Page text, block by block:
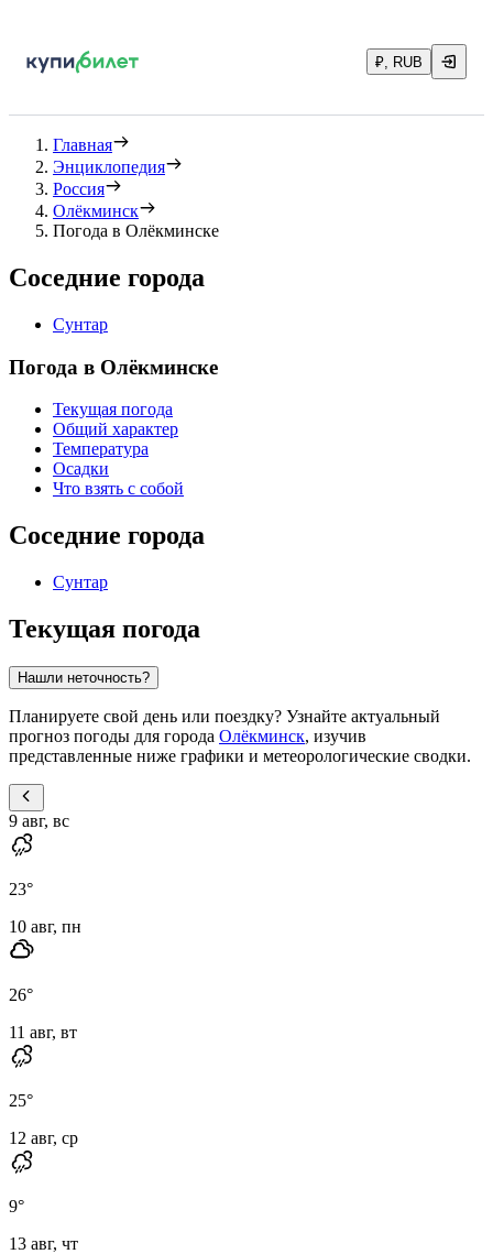
₽, RUB
Главная
Энциклопедия
Россия
Олёкминск
Погода в Олёкминске
Соседние города
Сунтар
Погода в Олёкминске
Текущая погода
Общий характер
Температура
Осадки
Что взять с собой
Соседние города
Сунтар
Текущая погода
Нашли неточность?
Планируете свой день или поездку? Узнайте актуальный
прогноз погоды для города Олёкминск, изучив
представленные ниже графики и метеорологические сводки.
9 авг, вс
23°
10 авг, пн
26°
11 авг, вт
25°
12 авг, ср
9°
13 авг, чт